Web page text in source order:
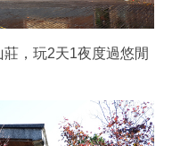
，玩2天1夜度過悠閒